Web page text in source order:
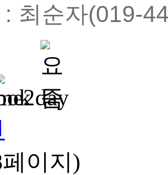
: 최순자(019-
이지)